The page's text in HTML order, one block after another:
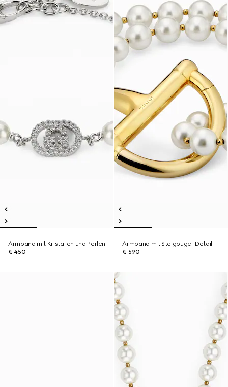
Armband mit Kristallen und Perlen
€ 450
Armband mit Steigbügel-Detail
€ 590